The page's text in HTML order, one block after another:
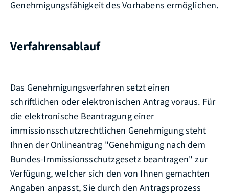
Genehmigungsfähigkeit des Vorhabens ermöglichen.
Verfahrensablauf
Das Genehmigungsverfahren setzt einen
schriftlichen oder elektronischen Antrag voraus. Für
die elektronische Beantragung einer
immissionsschutzrechtlichen Genehmigung steht
Ihnen derOnlineantrag "Genehmigung nach dem
Bundes-Immissionsschutzgesetz beantragen" zur
Verfügung, welcher sich den von Ihnen gemachten
Angaben anpasst, Sie durch den Antragsprozess